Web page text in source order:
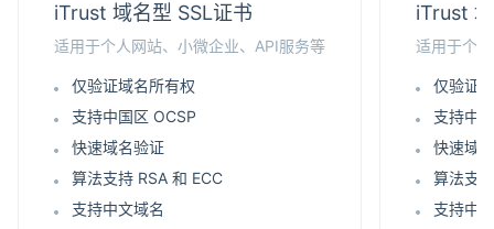
iTrust 域名型 SSL证书
适用于个人网站、小微企业、API服务等
仅验证域名所有权
支持中国区 OCSP
快速域名验证
算法支持 RSA 和 ECC
支持中文域名
iTrust
适用于个
仅验证
支持中
快速域
算法支
支持中